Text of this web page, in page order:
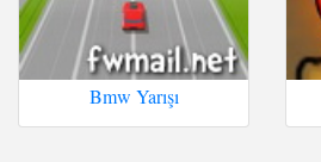
Bmw Yarışı